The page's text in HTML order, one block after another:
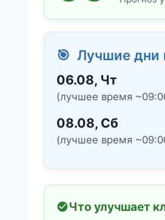
🎯 Лучшие дни
06.08, Чт
(лучшее время
08.08, Сб
(лучшее время
Что улучшает